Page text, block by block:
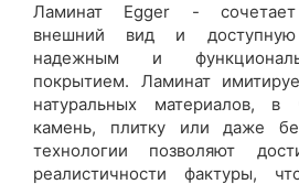
Ламинат Egger - сочетает
внешний вид и доступную
надежным и
покрытием. Ламинат
натуральных материалов, в
камень, плитку или даже
технологии позволяют
реалистичности фактуры,